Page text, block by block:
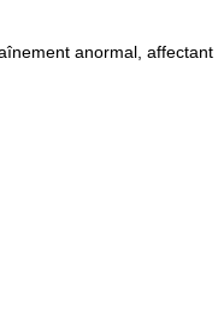
anormal, affectant